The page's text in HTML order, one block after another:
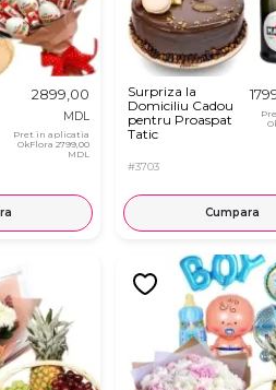
2899,00
MDL
Pret in aplicatia
OkFlora 2799,00
MDL
Surpriza la
Domiciliu Cadou
pentru Proaspat
Tatic
#3703
Cumpara